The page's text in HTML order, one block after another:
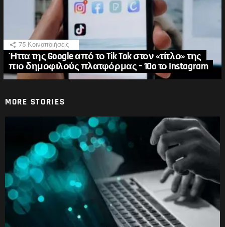
75 Κοινοποιήσεις
Ήττα της Google από το Tik Tok στον «τίτλο» της
πιο δημοφιλούς πλατφόρμας – 10o το Instagram
MORE STORIES